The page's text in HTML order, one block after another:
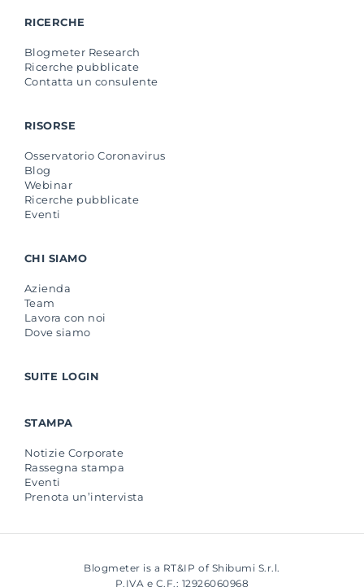
RICERCHE
Blogmeter Research
Ricerche pubblicate
Contatta un consulente
RISORSE
Osservatorio Coronavirus
Blog
Webinar
Ricerche pubblicate
Eventi
CHI SIAMO
Azienda
Team
Lavora con noi
Dove siamo
SUITE LOGIN
STAMPA
Notizie Corporate
Rassegna stampa
Eventi
Prenota un’intervista
Blogmeter is a RT&IP of Shibumi S.r.l.
P.IVA e C.F.: 12926060968